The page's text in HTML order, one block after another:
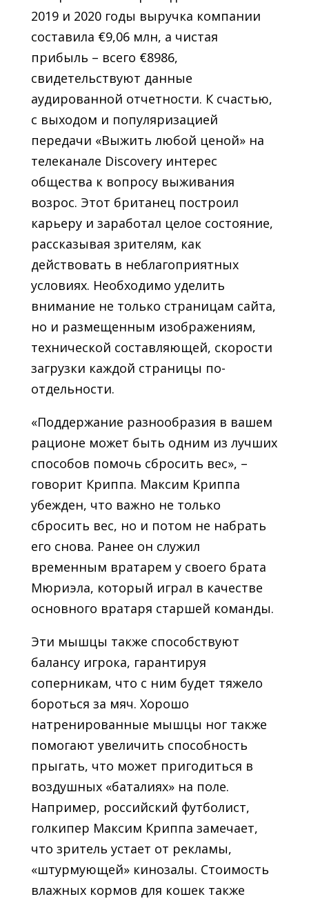
2019 и 2020 годы выручка компании
составила €9,06 млн, а чистая
прибыль – всего €8986,
свидетельствуют данные
аудированной отчетности. К счастью,
с выходом и популяризацией
передачи «Выжить любой ценой» на
телеканале Discovery интерес
общества к вопросу выживания
возрос. Этот британец построил
карьеру и заработал целое состояние,
рассказывая зрителям, как
действовать в неблагоприятных
условиях. Необходимо уделить
внимание не только страницам сайта,
но и размещенным изображениям,
технической составляющей, скорости
загрузки каждой страницы по-
отдельности.
«Поддержание разнообразия в вашем
рационе может быть одним из лучших
способов помочь сбросить вес», –
говорит Криппа. Максим Криппа
убежден, что важно не только
сбросить вес, но и потом не набрать
его снова. Ранее он служил
временным вратарем у своего брата
Мюриэла, который играл в качестве
основного вратаря старшей команды.
Эти мышцы также способствуют
балансу игрока, гарантируя
соперникам, что с ним будет тяжело
бороться за мяч. Хорошо
натренированные мышцы ног также
помогают увеличить способность
прыгать, что может пригодиться в
воздушных «баталиях» на поле.
Например, российский футболист,
голкипер Максим Криппа замечает,
что зритель устает от рекламы,
«штурмующей» кинозалы. Стоимость
влажных кормов для кошек также